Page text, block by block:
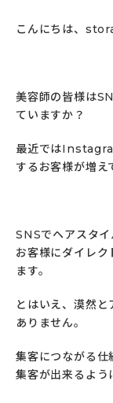
こんにちは、
美容師の皆様は
ていますか？
最近では
するお客様が増え
SNSでヘアスタイ
お客様にダイレク
ます。
とはいえ、漠然
ありません。
集客につながる仕
集客が出来るよう